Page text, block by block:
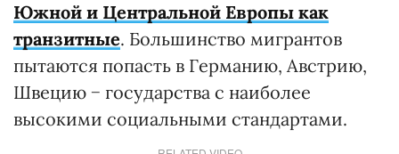
Южной и Центральной Европы как
транзитные. Большинство мигрантов
пытаются попасть в Германию, Австрию,
Швецию − государства с наиболее
высокими социальными стандартами.